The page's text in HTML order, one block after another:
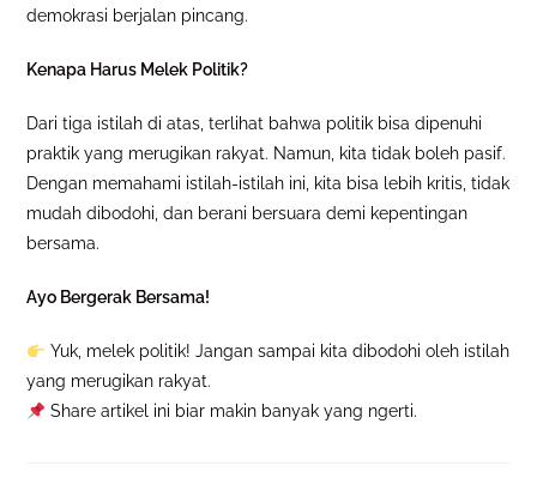
demokrasi berjalan pincang.
Kenapa Harus Melek Politik?
Dari tiga istilah di atas, terlihat bahwa politik bisa dipenuhi
praktik yang merugikan rakyat. Namun, kita tidak boleh pasif.
Dengan memahami istilah-istilah ini, kita bisa lebih kritis, tidak
mudah dibodohi, dan berani bersuara demi kepentingan
bersama.
Ayo Bergerak Bersama!
Yuk, melek politik! Jangan sampai kita dibodohi oleh istilah
yang merugikan rakyat.
Share artikel ini biar makin banyak yang ngerti.